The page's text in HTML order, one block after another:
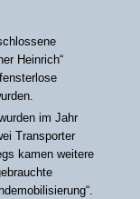
Heinrich“
im Jahr
Transporter
kamen weitere